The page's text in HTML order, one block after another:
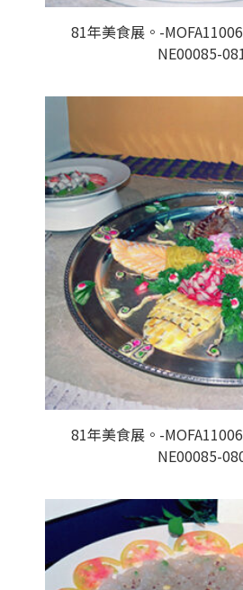
81年美食展。-
NE00085-
81年美食展。-
NE00085-